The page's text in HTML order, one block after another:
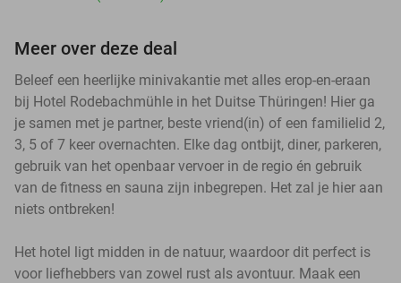
Meer over deze deal
Beleef een heerlijke minivakantie met alles erop-en-eraan
bij Hotel Rodebachmühle in het Duitse Thüringen! Hier ga
je samen met je partner, beste vriend(in) of een familielid 2,
3, 5 of 7 keer overnachten. Elke dag ontbijt, diner, parkeren,
gebruik van het openbaar vervoer in de regio én gebruik
van de fitness en sauna zijn inbegrepen. Het zal je hier aan
niets ontbreken!
Het hotel ligt midden in de natuur, waardoor dit perfect is
voor liefhebbers van zowel rust als avontuur. Maak een